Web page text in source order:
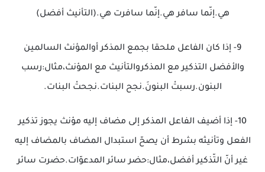
هي.إنّما سافر هي.إنّما سافرت هي.(التأنيث أفضل)
9- إذا كان الفاعل ملحقا بجمع المذكر أوالمؤنث السالمين
والأفضل التذكير مع المذكروالتأنيث مع المؤنث،مثال:رسب
البنون.رسبتْ البنونَ.نجح البنات.نجحتْ البنات.
10- إذا أضيف الفاعل المذكر إلى مضاف إليه مؤنث يجوز تذكير
الفعل وتأنيثه بشرط أن يصحّ استبدال المضاف بالمضاف إليه
غير أنّ التّذكير أفضل،مثال:حضر سائر المدعوّات.حضرت سائر